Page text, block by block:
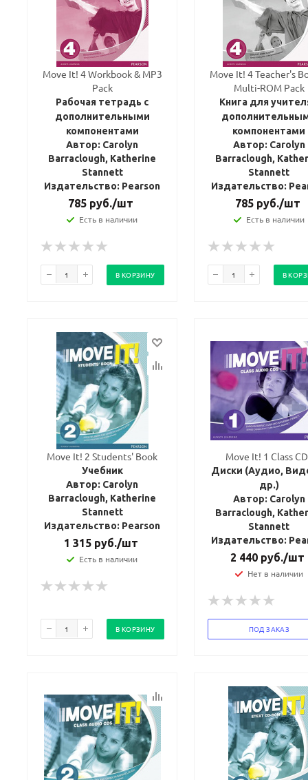
Move It! 4 Workbook & MP3
Pack
Рабочая тетрадь с
дополнительными
компонентами
Автор: Carolyn
Barraclough, Katherine
Stannett
Издательство: Pearson
785 руб./шт
Есть в наличии
В КОРЗИНУ
Move It! 4 Teacher's
Multi-ROM Pack
Книга для
компонентами
Автор: Carolyn
Barraclough,
Stannett
Издательство:
785руб./шт
Есть в наличии
В
Move It! 2 Students' Book
Учебник
Автор: Carolyn
Barraclough, Katherine
Stannett
Издательство: Pearson
1 315руб./шт
Есть в наличии
В КОРЗИНУ
Move It! 1 Class
Диски (Аудио,
др.)
Автор: Carolyn
Barraclough,
Stannett
Издательство:
2 440 руб./шт
Нет в наличии
ПОД ЗАКАЗ